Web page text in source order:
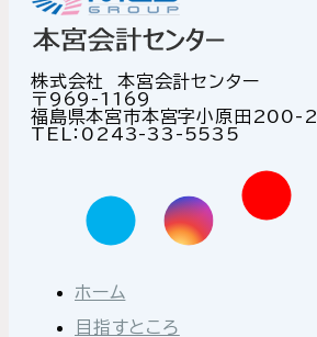
株式会社 本宮会計センター
〒969-1169
福島県本宮市本宮字小原田200-2
TEL：0243-33-5535
ホーム
目指すところ